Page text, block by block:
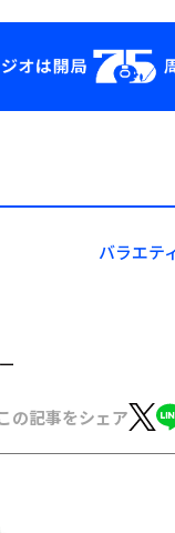
YouTube
会社情報
バラエテ
の記事をシェア